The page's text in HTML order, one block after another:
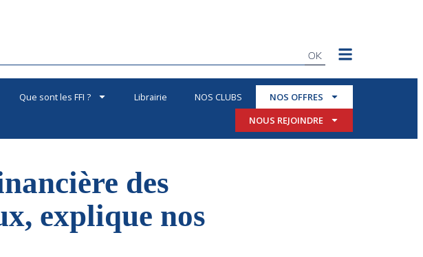
OK
Que sont les FFI ? Librairie NOS CLUBS
NOS OFFRES
NOUS REJOINDRE
des
explique nos